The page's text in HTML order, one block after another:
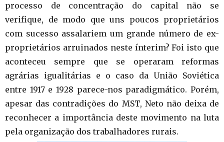
processo de concentração do capital não se
verifique, de modo que uns poucos proprietários
com sucesso assalariem um grande número de ex-
proprietários arruinados neste ínterim? Foi isto que
aconteceu sempre que se operaram reformas
agrárias igualitárias e o caso da União Soviética
entre 1917 e 1928 parece-nos paradigmático. Porém,
apesar das contradições do MST, Neto não deixa de
reconhecer a importância deste movimento na luta
pela organização dos trabalhadores rurais.